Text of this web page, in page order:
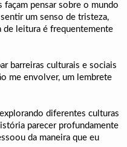
pensar sobre o mundo
um senso de tristeza,
de leitura é frequentemente
barreiras culturais e sociais
me envolver, um lembrete
diferentes culturas
parecer profundamente
da maneira que eu